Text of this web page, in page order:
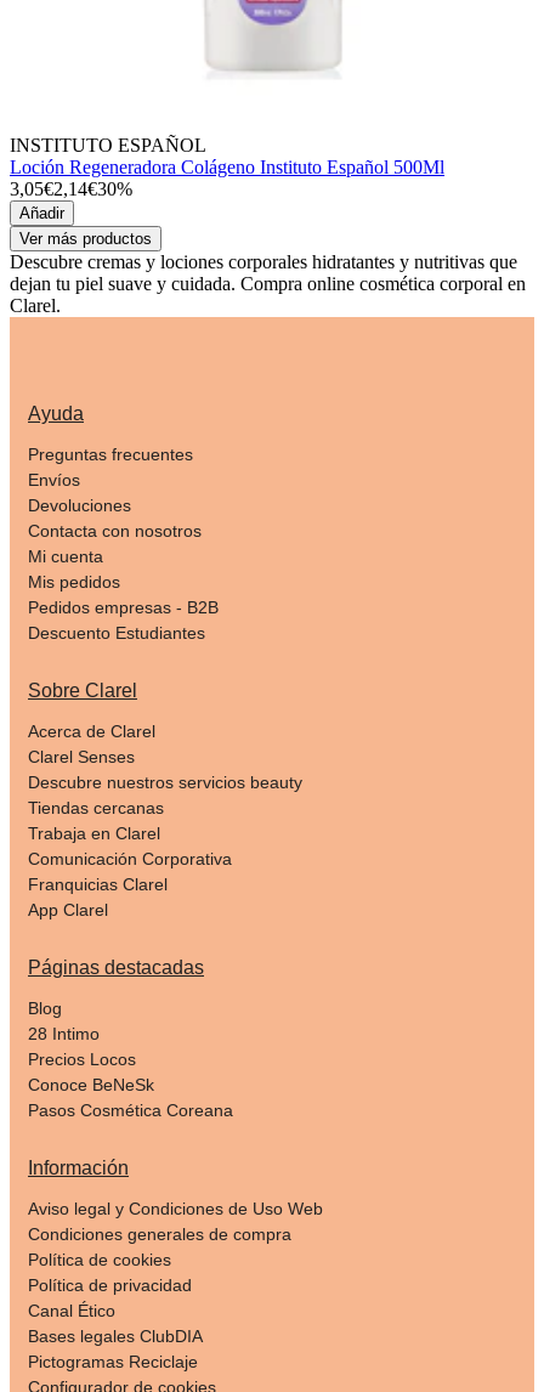
INSTITUTO ESPAÑOL
Loción Regeneradora Colágeno Instituto Español 500Ml
3,05€2,14€30%
Añadir
Ver más productos
Descubre cremas y lociones corporales hidratantes y nutritivas que
dejan tu piel suave y cuidada. Compra online cosmética corporal en
Clarel.
Ayuda
Preguntas frecuentes
Envíos
Devoluciones
Contacta con nosotros
Mi cuenta
Mis pedidos
Pedidos empresas - B2B
Descuento Estudiantes
Sobre Clarel
Acerca de Clarel
Clarel Senses
Descubre nuestros servicios beauty
Tiendas cercanas
Trabaja en Clarel
Comunicación Corporativa
Franquicias Clarel
App Clarel
Páginas destacadas
Blog
28 Intimo
Precios Locos
Conoce BeNeSk
Pasos Cosmética Coreana
Información
Aviso legal y Condiciones de Uso Web
Condiciones generales de compra
Política de cookies
Política de privacidad
Canal Ético
Bases legales ClubDIA
Pictogramas Reciclaje
Configurador de cookies